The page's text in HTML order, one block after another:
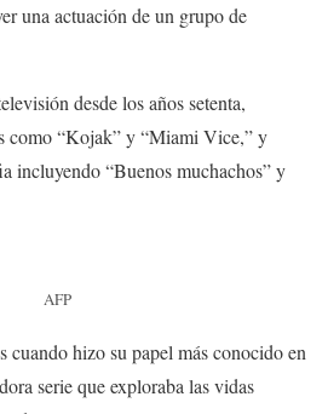
una actuación de un grupo de
desde los años setenta,
como “Kojak” y “Miami Vice,” y
incluyendo “Buenos muchachos” y
AFP
cuando hizo su papel más conocido en
serie que exploraba las vidas